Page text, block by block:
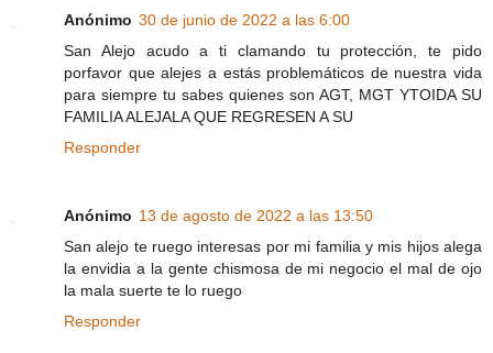
Anónimo 30 de junio de 2022 a las 6:00
San Alejo acudo a ti clamando tu protección, te pido
porfavor que alejes a estás problemáticos de nuestra vida
para siempre tu sabes quienes son AGT, MGT YTOIDA SU
FAMILIA ALEJALA QUE REGRESEN A SU
Responder
Anónimo 13 de agosto de 2022 a las 13:50
San alejo te ruego interesas por mi familia y mis hijos alega
la envidia a la gente chismosa de mi negocio el mal de ojo
la mala suerte te lo ruego
Responder